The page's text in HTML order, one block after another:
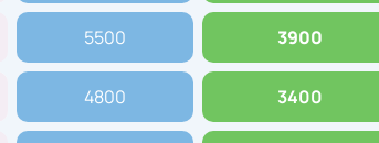
5500 3900
4800 3400